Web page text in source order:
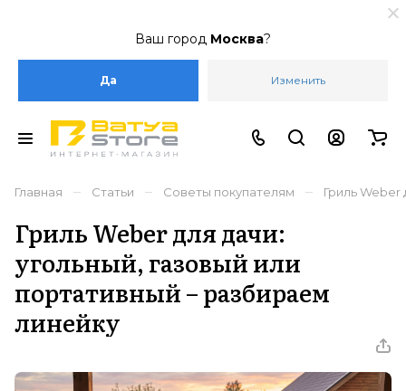
Ваш город Москва?
Да Изменить
Главная – Статьи – Советы покупателям – Гриль Weber
Гриль Weber для дачи:
угольный, газовый или
портативный – разбираем
линейку